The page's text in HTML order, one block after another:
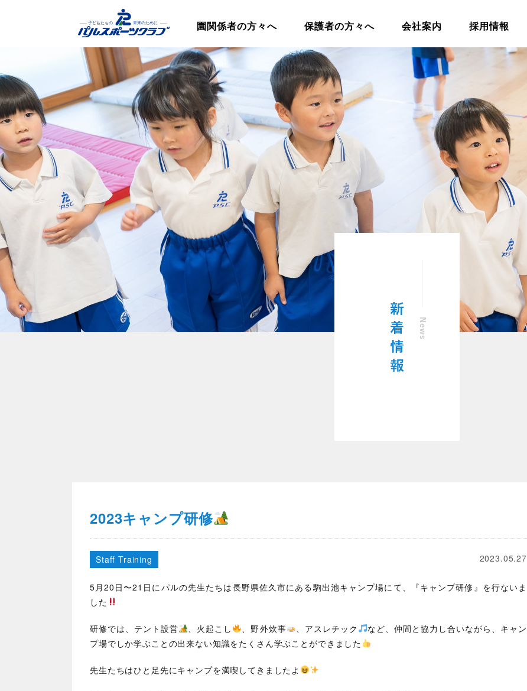
園関係者の方々へ 保護者の方々へ 会社案内 採用情報
2023キャンプ研修
2023.05.27
Staff Training
5月20日〜21日にパルの先生たちは長野県佐久市にある駒出池キャンプ場にて、『キャンプ研修』を行ないま
した
研修では、テント設営 、火起こし 、野外炊事 、アスレチック
など、仲間と協力し合いながら、キャン
プ場でしか学ぶことの出来ない知識をたくさん学ぶことができました
先生たちはひと足先にキャンプを満喫してきましたよ